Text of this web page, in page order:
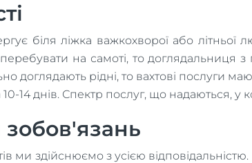
біля ліжка важкохворої або
на самоті, то
доглядають рідні, то вахтові послуги
14 днів. Спектр послуг, що надаються,
ми здійснюємо з усією